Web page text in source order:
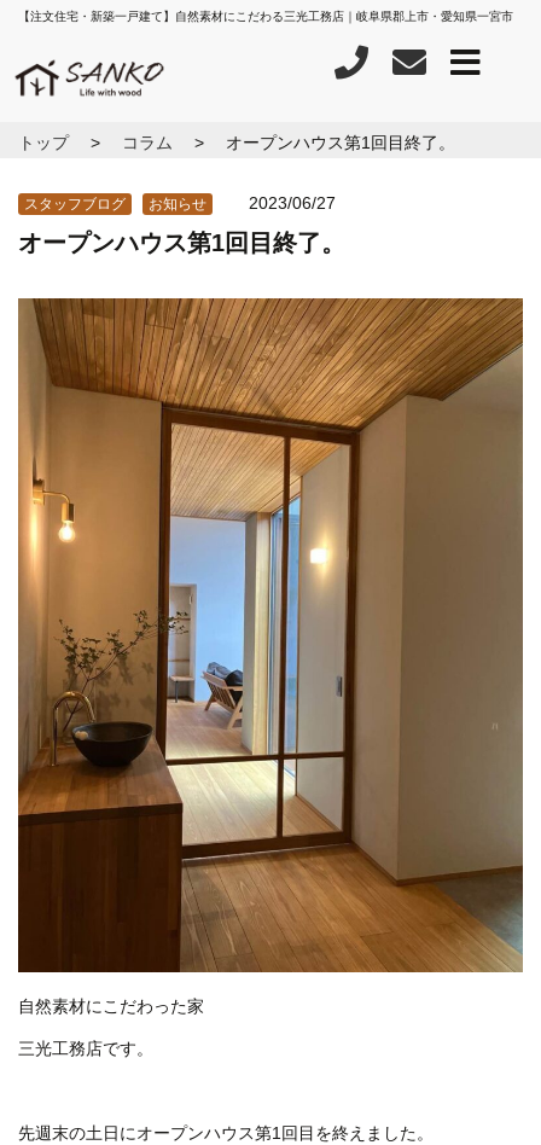
【注文住宅・新築一戸建て】自然素材にこだわる三光工務店｜岐阜県郡上市・愛知県一宮市
トップ コラム オープンハウス第1回目終了。
スタッフブログ お知らせ 2023/06/27
オープンハウス第1回目終了。
自然素材にこだわった家
三光工務店です。
先週末の土日にオープンハウス第1回目を終えました。